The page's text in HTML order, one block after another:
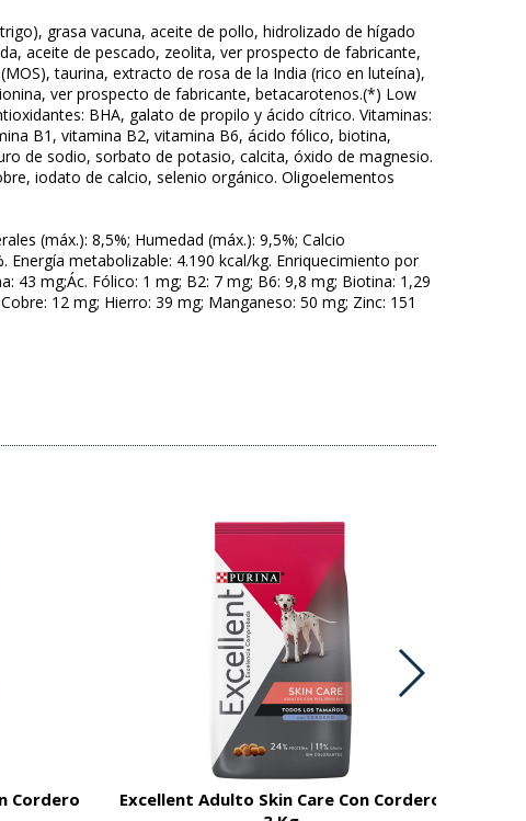
grasa vacuna, aceite de pollo, hidrolizado de hígado
aceite de pescado, zeolita, ver prospecto de fabricante,
taurina, extracto de rosa de la India (rico en luteína),
ver prospecto de fabricante, betacarotenos.(*) Low
BHA, galato de propilo y ácido cítrico. Vitaminas:
B1, vitamina B2, vitamina B6, ácido fólico, biotina,
de sodio, sorbato de potasio, calcita, óxido de magnesio.
iodato de calcio, selenio orgánico. Oligoelementos
(máx.): 8,5%; Humedad (máx.): 9,5%; Calcio
Energía metabolizable: 4.190 kcal/kg. Enriquecimiento por
43 mg;Ác. Fólico: 1 mg; B2: 7 mg; B6: 9,8 mg; Biotina: 1,29
12 mg; Hierro: 39 mg; Manganeso: 50 mg; Zinc: 151
Cordero
Excellent Adulto Skin Care Con Cordero